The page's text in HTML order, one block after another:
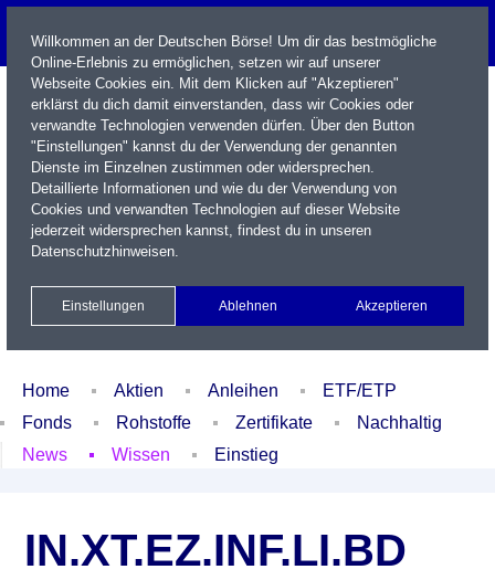
Name / WKN / ISIN / Kürzel
Xetra Realtime
Watchlist Portfolio Login
Home Aktien Anleihen
ETF/ETP
Fonds
Rohstoffe Zertifikate
Nachhaltig
News
Wissen Einstieg
IN.XT.EZ.INF.LI.BD
Willkommen an der Deutschen Börse! Um dir das bestmögliche
Online-Erlebnis zu ermöglichen, setzen wir auf unserer
Webseite Cookies ein. Mit dem Klicken auf "Akzeptieren"
erklärst du dich damit einverstanden, dass wir Cookies oder
verwandte Technologien verwenden dürfen. Über den Button
"Einstellungen" kannst du der Verwendung der genannten
Dienste im Einzelnen zustimmen oder widersprechen.
Detaillierte Informationen und wie du der Verwendung von
Cookies und verwandten Technologien auf dieser Website
jederzeit widersprechen kannst, findest du in unseren
Datenschutzhinweisen.
Einstellungen Ablehnen Akzeptieren